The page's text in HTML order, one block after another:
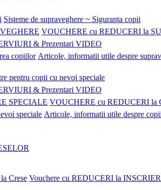
Sisteme de supraveghere ~ Siguranta copii
VOUCHERE cu REDUCERI la
& Prezentari VIDEO
Articole, informatii utile despre
pentru copii cu nevoi speciale
& Prezentari VIDEO
VOUCHERE cu REDUCERI la
Articole, informatii utile despre
Vouchere cu REDUCERI la